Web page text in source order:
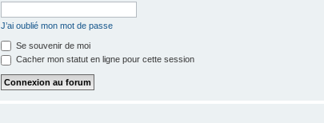
J’ai oublié mon mot de passe
Se souvenir de moi
Cacher mon statut en ligne pour cette session